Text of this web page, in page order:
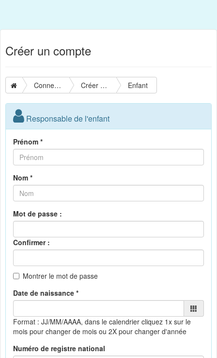
Créer un compte
Connexion Créer un compte Enfant
Responsable de l'enfant
Prénom *
Nom *
Mot de passe :
Confirmer :
Montrer le mot de passe
Date de naissance *
Format : JJ/MM/AAAA, dans le calendrier cliquez 1x sur le
mois pour changer de mois ou 2X pour changer d'année
Numéro de registre national